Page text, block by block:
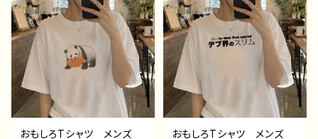
ナル デザイン グッズ
白 半袖シャツ デザイ
ン コラボ ネタTシャツ
ノンブランド タイトル：デザ
インTシャツ №626 H-7
おもしろTシャツ メンズ
おもしろTシャツ メンズ